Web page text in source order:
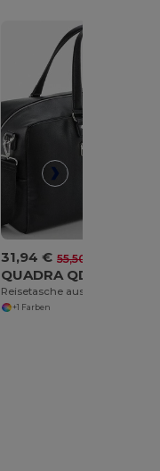
31,94 € 55,50 €
QUADRA QD778
+1 Farben